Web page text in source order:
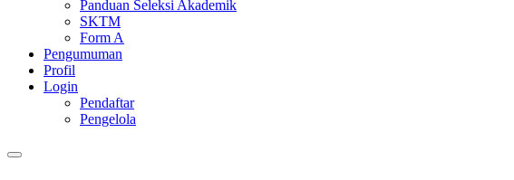
Panduan Seleksi Akademik
SKTM
Form A
Pengumuman
Profil
Login
Pendaftar
Pengelola